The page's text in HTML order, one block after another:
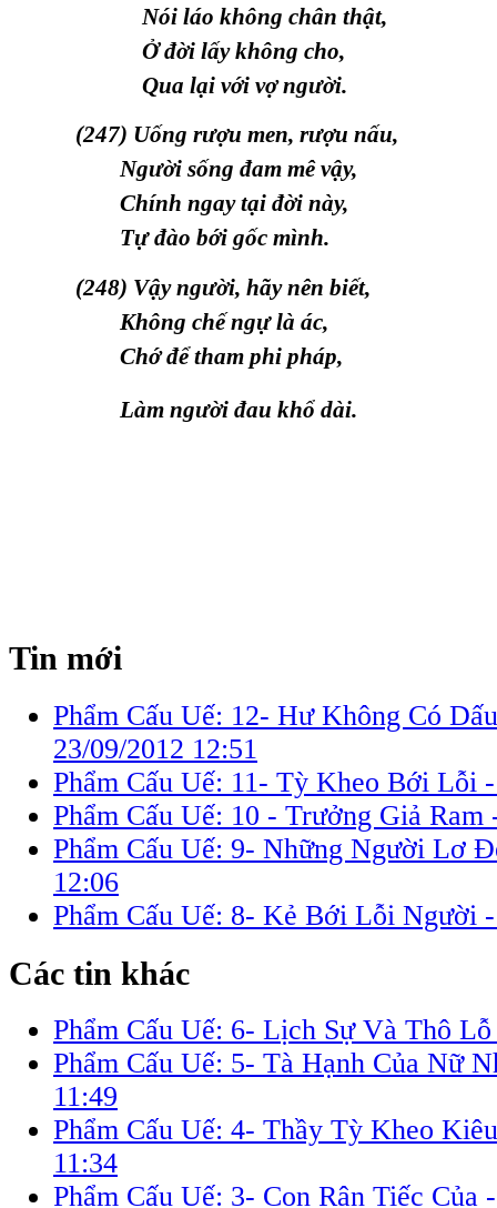
Nói láo không chân thật,
Ở đời lấy không cho,
Qua lại với vợ người.
(247) Uống rượu men, rượu nấu,
Người sống đam mê vậy,
Chính ngay tại đời này,
Tự đào bới gốc mình.
(248) Vậy người, hãy nên biết,
Không chế ngự là ác,
Chớ để tham phi pháp,
Làm người đau khổ dài.
Tin mới
Phẩm Cấu Uế: 12- Hư Không Có
23/09/2012 12:51
Phẩm Cấu Uế: 11- Tỳ Kheo Bới Lỗi
Phẩm Cấu Uế: 10 - Trưởng Giả
Phẩm Cấu Uế: 9- Những Người Lơ
12:06
Phẩm Cấu Uế: 8- Kẻ Bới Lỗi Người
Các tin khác
Phẩm Cấu Uế: 6- Lịch Sự Và Thô
Phẩm Cấu Uế: 5- Tà Hạnh Của Nữ
11:49
Phẩm Cấu Uế: 4- Thầy Tỳ Kheo
11:34
Phẩm Cấu Uế: 3- Con Rận Tiếc Của